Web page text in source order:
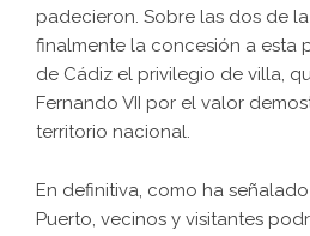
padecieron. Sobre las dos de
finalmente la concesión a esta
de Cádiz el privilegio de villa,
Fernando VII por el valor
territorio nacional.
En definitiva, como ha
Puerto, vecinos y visitantes